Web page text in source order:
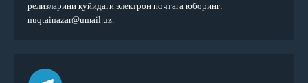
релизларини қуйидаги электрон почтага юборинг:
nuqtainazar@umail.uz.